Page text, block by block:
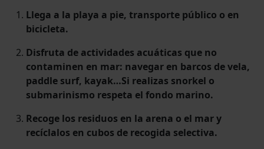
Llega a la playa a pie, transporte público o en
bicicleta.
Disfruta de actividades acuáticas que no
contaminen en mar: navegar en barcos de vela,
paddle surf, kayak…Si realizas snorkel o
submarinismo respeta el fondo marino.
Recoge los residuos en la arena o el mar y
recíclalos en cubos de recogida selectiva.